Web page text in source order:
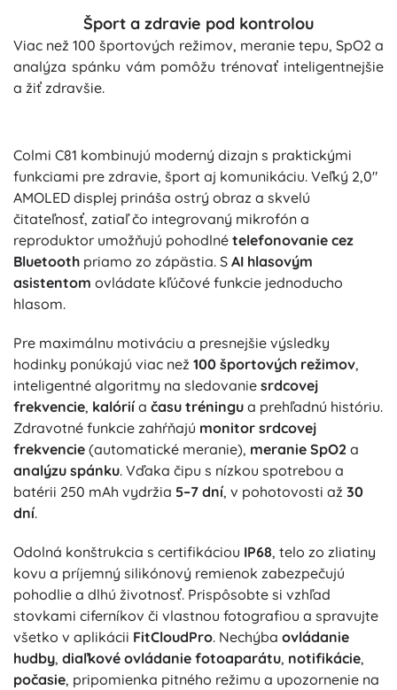
Šport a zdravie pod kontrolou
Viac než 100 športových režimov, meranie tepu, SpO2 a
analýza spánku vám pomôžu trénovať inteligentnejšie
a žiť zdravšie.
Colmi C81 kombinujú moderný dizajn s praktickými
funkciami pre zdravie, šport aj komunikáciu. Veľký 2,0"
AMOLED displej prináša ostrý obraz a skvelú
čitateľnosť, zatiaľ čo integrovaný mikrofón a
reproduktor umožňujú pohodlné telefonovanie cez
Bluetooth priamo zo zápästia. S AI hlasovým
asistentom ovládate kľúčové funkcie jednoducho
hlasom.
Pre maximálnu motiváciu a presnejšie výsledky
hodinky ponúkajú viac než 100 športových režimov,
inteligentné algoritmy na sledovanie srdcovej
frekvencie, kalórií a času tréningu a prehľadnú históriu.
Zdravotné funkcie zahŕňajú monitor srdcovej
frekvencie (automatické meranie), meranie SpO2 a
analýzu spánku. Vďaka čipu s nízkou spotrebou a
batérii 250 mAh vydržia 5–7 dní, v pohotovosti až 30
dní.
Odolná konštrukcia s certifikáciou IP68, telo zo zliatiny
kovu a príjemný silikónový remienok zabezpečujú
pohodlie a dlhú životnosť. Prispôsobte si vzhľad
stovkami ciferníkov či vlastnou fotografiou a spravujte
všetko v aplikácii FitCloudPro. Nechýba ovládanie
hudby, diaľkové ovládanie fotoaparátu, notifikácie,
počasie, pripomienka pitného režimu a upozornenie na